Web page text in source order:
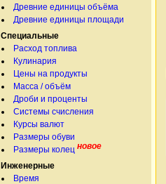
Древние единицы объёма
Древние единицы площади
Специальные
Расход топлива
Кулинария
Цены на продукты
Масса / объём
Дроби и проценты
Системы счисления
Курсы валют
Размеры обуви
Размеры колец новое
Инженерные
Время